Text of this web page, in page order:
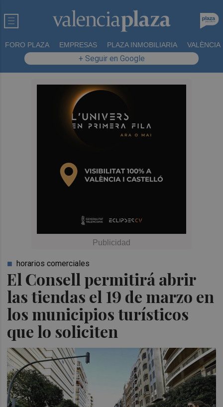
FORO PLAZA EMPRESAS PLAZA INMOBILIARIA VALÈNCIA
+ Seguir en Google
El Consell permitirá abrir
las tiendas el 19 de marzo en
los municipios turísticos
que lo soliciten
horarios comerciales